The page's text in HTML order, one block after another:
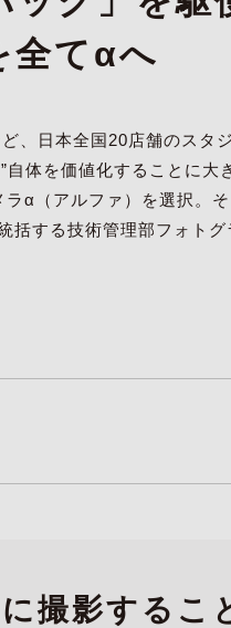
全てαへ
、日本全国20店舗のスタ
体を価値化することに大
α（アルファ）を選択。
括する技術管理部フォト
撮影するこ